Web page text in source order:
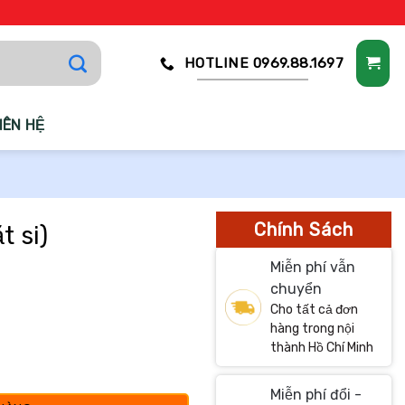
HOTLINE 0969.88.1697
HỆ
si) Chính Sách
Miễn phí vẫn
chuyển
Cho tất cả đơn
hàng trong nội
thành Hồ Chí Minh
Miễn phí đổi -